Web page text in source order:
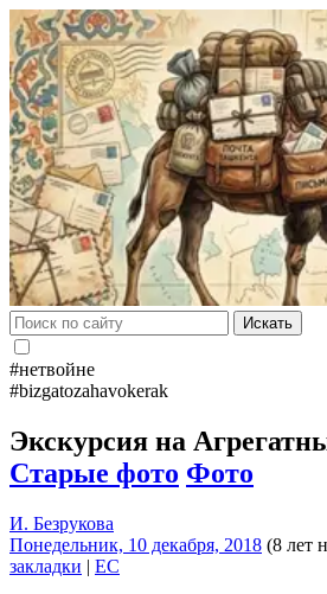
Искать
#нетвойне
#bizgatozahavokerak
Экскурсия на
Старые фото Фото
И. Безрукова
Понедельник, 10 декабря, 2018 (8 лет
закладки | EC